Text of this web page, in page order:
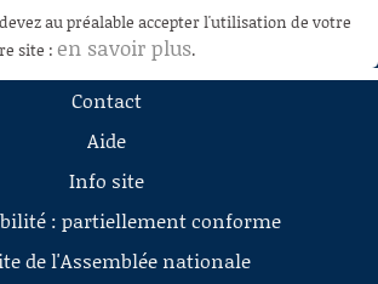
au préalable accepter l'utilisation de votre
site : en savoir plus.
Contact
Aide
Info site
: partiellement conforme
de l'Assemblée nationale